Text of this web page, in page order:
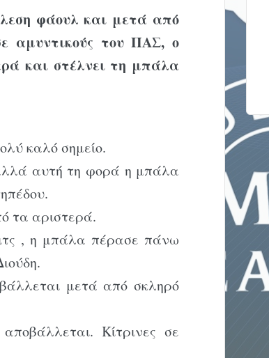
φάουλ και μετά από
αμυντικούς του ΠΑΣ, ο
και στέλνει τη μπάλα
καλό σημείο.
αυτή τη φορά η μπάλα
τα αριστερά.
, η μπάλα πέρασε πάνω
μετά από σκληρό
Κίτρινες σε